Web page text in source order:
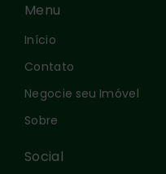
Menu
Início
Contato
Negocie seu Imóvel
Sobre
Social